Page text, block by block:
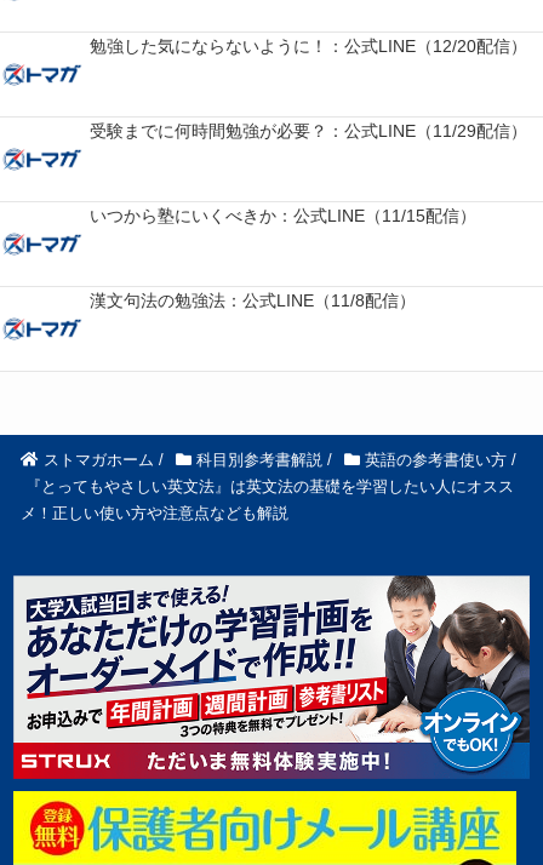
勉強した気にならないように！：公式LINE（12/20配信）
受験までに何時間勉強が必要？：公式LINE（11/29配信）
いつから塾にいくべきか：公式LINE（11/15配信）
漢文句法の勉強法：公式LINE（11/8配信）
ストマガホーム / 科目別参考書解説 / 英語の参考書使い方 /
『とってもやさしい英文法』は英文法の基礎を学習したい人にオスス
メ！正しい使い方や注意点なども解説